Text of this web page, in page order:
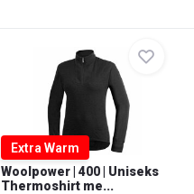
Extra Warm
Woolpower | 400 | Uniseks
Thermoshirt me...